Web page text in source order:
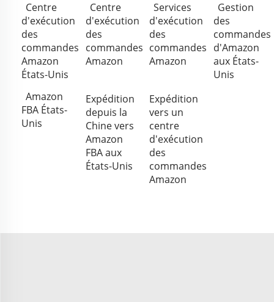
Centre
d'exécution
des
commandes
Amazon
États-Unis
Centre
d'exécution
des
commandes
Amazon
Services
d'exécution
des
commandes
Amazon
Gestion
des
commandes
d'Amazon
aux États-
Unis
Amazon
FBA États-
Unis
Expédition
depuis la
Chine vers
Amazon
FBA aux
États-Unis
Expédition
vers un
centre
d'exécution
des
commandes
Amazon